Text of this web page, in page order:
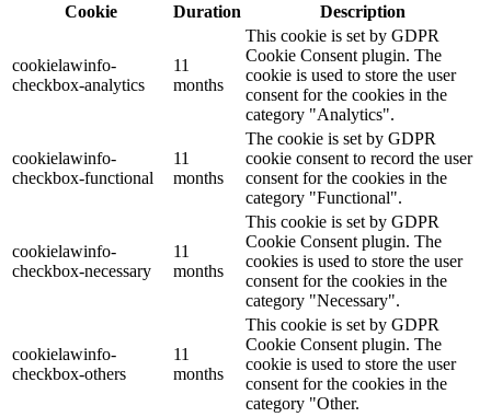
Cookie
Duration Description
cookielawinfo-
checkbox-analytics
11
months
This cookie is set by GDPR
Cookie Consent plugin. The
cookie is used to store the user
consent for the cookies in the
category "Analytics".
cookielawinfo-
checkbox-functional
11
months
The cookie is set by GDPR
cookie consent to record the user
consent for the cookies in the
category "Functional".
cookielawinfo-
checkbox-necessary
11
months
This cookie is set by GDPR
Cookie Consent plugin. The
cookies is used to store the user
consent for the cookies in the
category "Necessary".
cookielawinfo-
checkbox-others
11
months
This cookie is set by GDPR
Cookie Consent plugin. The
cookie is used to store the user
consent for the cookies in the
category "Other.